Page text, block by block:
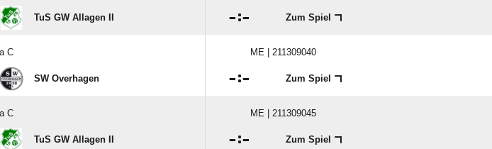
TuS GW Allagen II : Zum Spiel
C ME | 211309040
SW Overhagen : Zum Spiel
C ME | 211309045
TuS GW Allagen II : Zum Spiel